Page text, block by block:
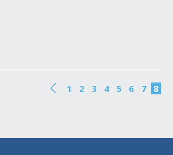
1 2 3 4 5 6 7 8